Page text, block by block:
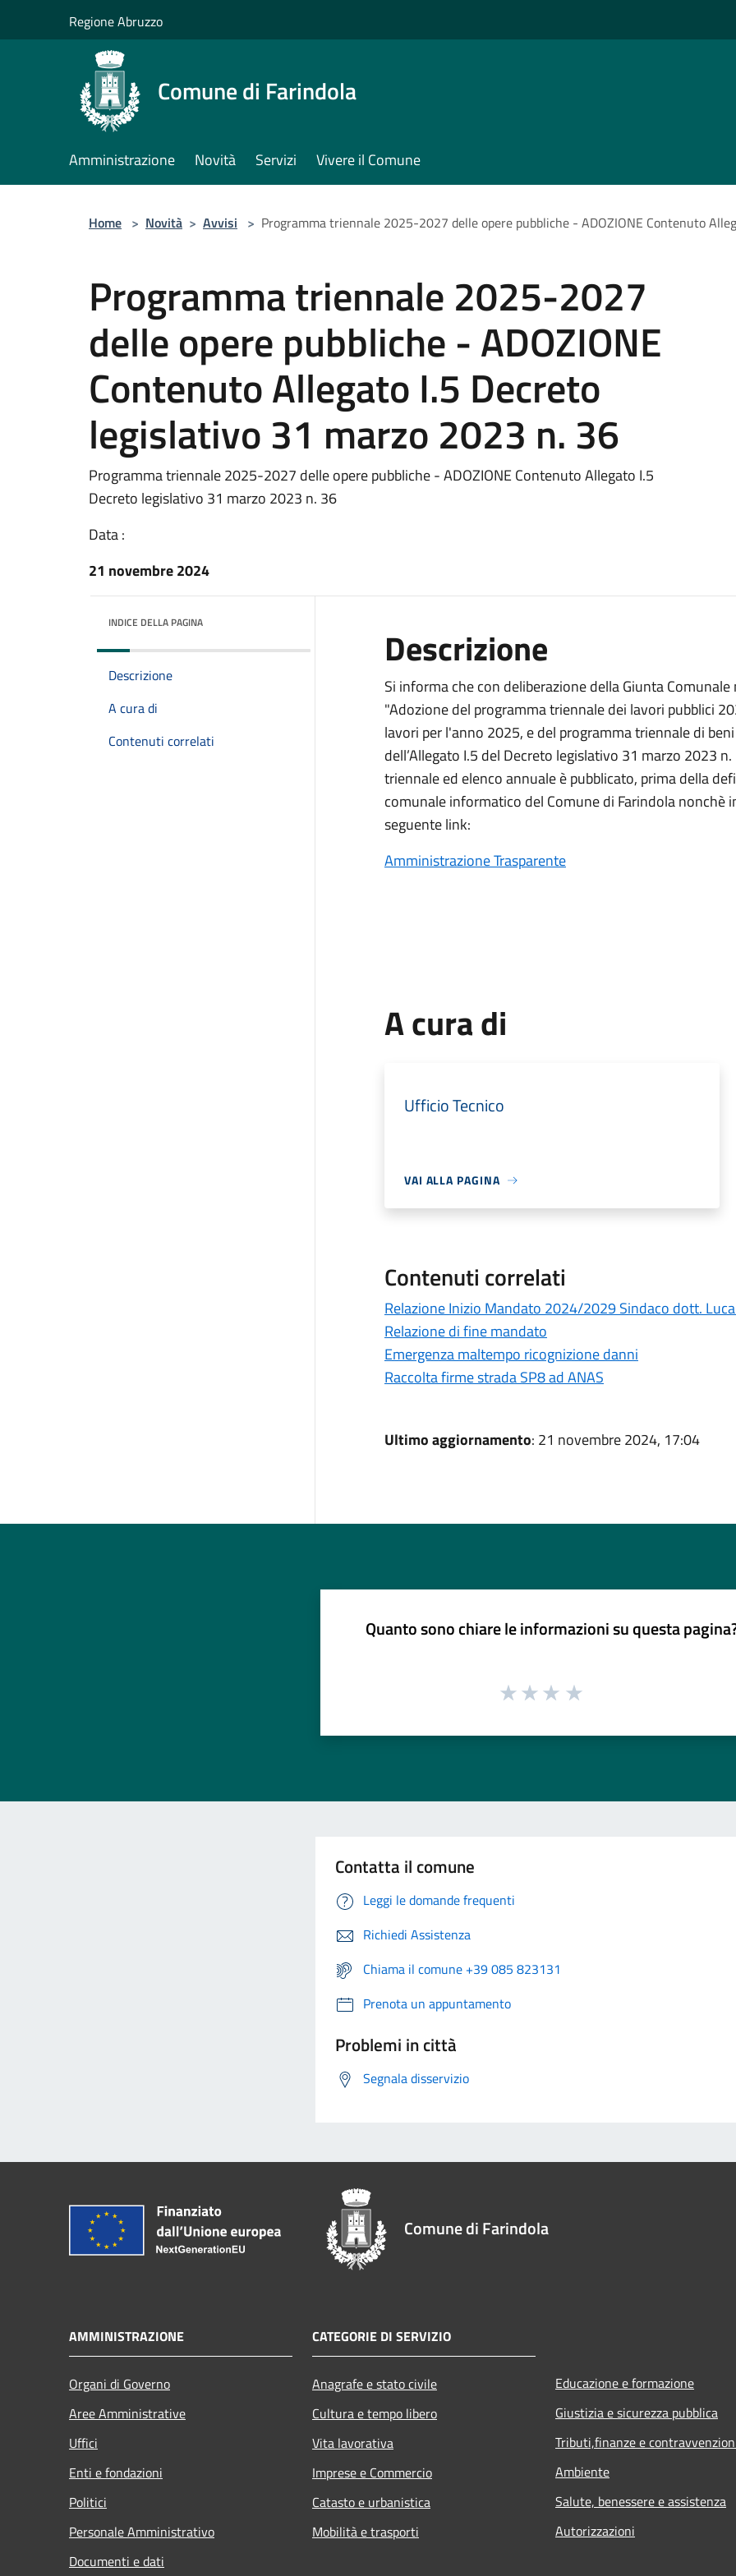
Regione Abruzzo
Comune di Farindola
Amministrazione Novità Servizi Vivere il Comune
Home > Novità > Avvisi > Programma triennale 2025-2027 delle opere pubbliche - ADOZIONE Contenuto
Programma triennale 2025-2027
delle opere pubbliche - ADOZIONE
Contenuto Allegato I.5 Decreto
legislativo 31 marzo 2023 n. 36
Programma triennale 2025-2027 delle opere pubbliche - ADOZIONE Contenuto Allegato I.5
Decreto legislativo 31 marzo 2023 n. 36
Data :
21 novembre 2024
INDICE DELLA PAGINA
Descrizione
A cura di
Contenuti correlati
Descrizione
Si informa che con deliberazione della Giunta
"Adozione del programma triennale dei lavori pubblici
lavori per l'anno 2025, e del programma triennale di
dell’Allegato I.5 del Decreto legislativo 31 marzo 2023
triennale ed elenco annuale è pubblicato, prima della
comunale informatico del Comune di Farindola nonchè
seguente link:
Amministrazione Trasparente
A cura di
Ufficio Tecnico
VAI ALLA PAGINA
Contenuti correlati
Relazione Inizio Mandato 2024/2029 Sindaco dott. Luca
Relazione di fine mandato
Emergenza maltempo ricognizione danni
Raccolta firme strada SP8 ad ANAS
Ultimo aggiornamento: 21 novembre 2024, 17:04
Quanto sono chiare le informazioni su questa
Contatta il comune
Leggi le domande frequenti
Richiedi Assistenza
Chiama il comune +39 085 823131
Prenota un appuntamento
Problemi in città
Segnala disservizio
Comune di Farindola
AMMINISTRAZIONE
Organi di Governo
Aree Amministrative
Uffici
Enti e fondazioni
Politici
Personale Amministrativo
Documenti e dati
CATEGORIE DI SERVIZIO
Anagrafe e stato civile
Cultura e tempo libero
Vita lavorativa
Imprese e Commercio
Catasto e urbanistica
Mobilità e trasporti
Educazione e formazione
Giustizia e sicurezza pubblica
Tributi,finanze e
Ambiente
Salute, benessere e assistenza
Autorizzazioni